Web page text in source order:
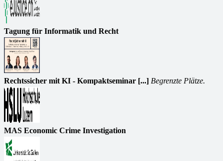
Tagung für Informatik und Recht
Rechtssicher mit KI - Kompaktseminar [...] Begrenzte Plätze.
MAS Economic Crime Investigation